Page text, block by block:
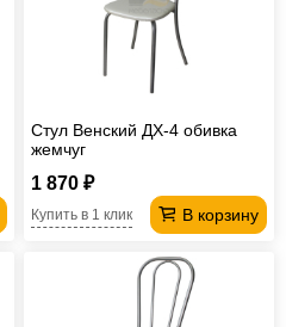
Стул Венский ДХ-4 обивка
жемчуг
1 870 ₽
В корзину
Купить в 1 клик